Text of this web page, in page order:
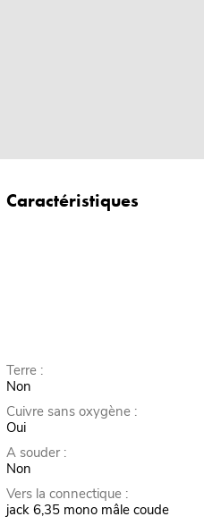
Caractéristiques
Terre :
Non
Cuivre sans oxygène :
Oui
A souder :
Non
Vers la connectique :
jack 6,35 mono mâle coude